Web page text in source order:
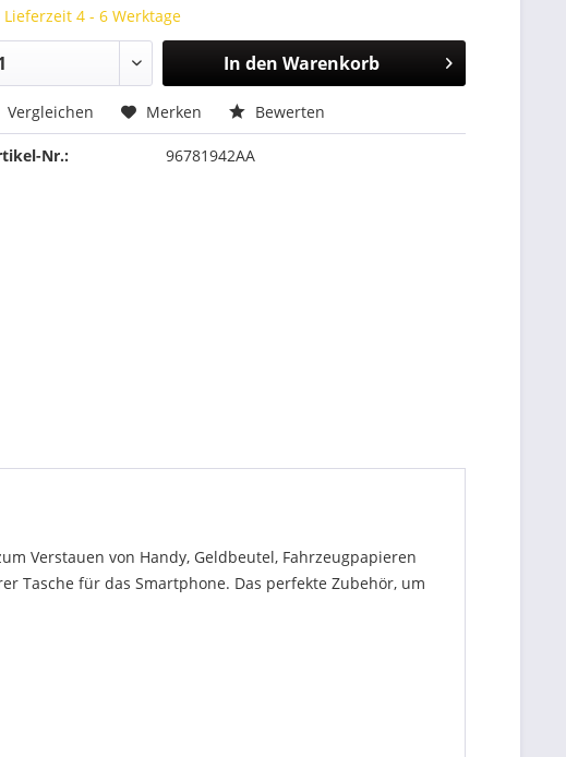
Lieferzeit 4 - 6 Werktage
In den Warenkorb
Vergleichen Merken Bewerten
Nr.: 96781942AA
Verstauen von Handy, Geldbeutel, Fahrzeugpapieren
Tasche für das Smartphone. Das perfekte Zubehör, um